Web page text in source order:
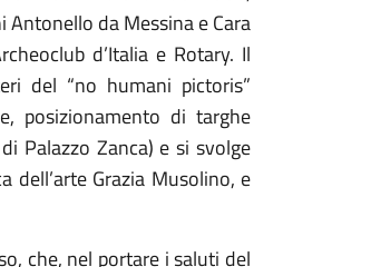
da Messina e Cara
d’Italia e Rotary. Il
del “no humani pictoris”
posizionamento di targhe
Palazzo Zanca) e si svolge
dell’arte Grazia Musolino, e
che, nel portare i saluti del